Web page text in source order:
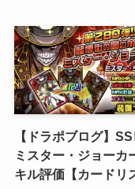
【ドラポブログ】
ミスター・ジョー
キル評価【カードリ